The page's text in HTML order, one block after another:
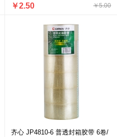
￥5.00
￥2.50
齐心 JP4810-6 普透封箱胶带 6卷/